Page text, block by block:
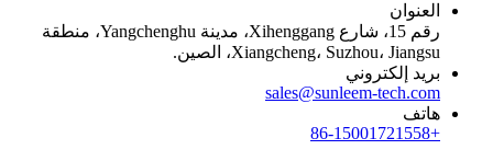
العنوان
رقم 15، شارع Xihenggang، مدينة Yangchenghu، منطقة
Xiangcheng، Suzhou، Jiangsu، الصين.
بريد إلكتروني
sales@sunleem-tech.com
هاتف
+86-15001721558